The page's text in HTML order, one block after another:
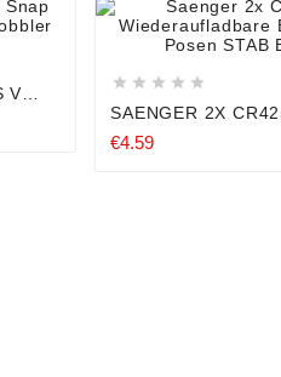
V
 
    
SAENGER 2X
ELEKTRO POSEN
€4.59